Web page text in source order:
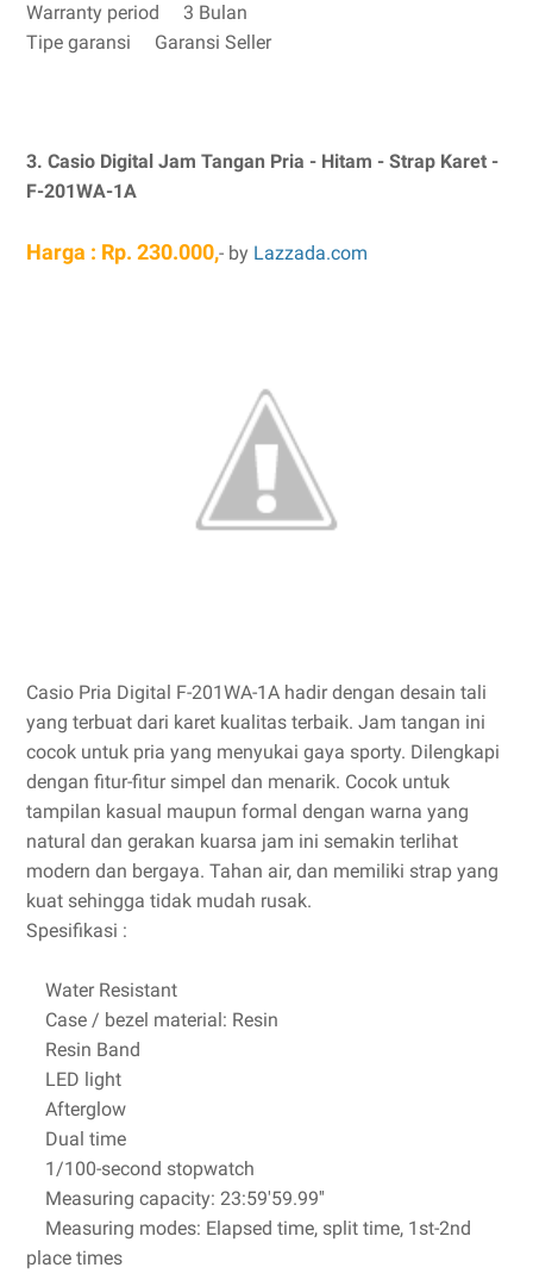
Warranty period 3 Bulan
Tipe garansi Garansi Seller
3. Casio Digital Jam Tangan Pria - Hitam - Strap Karet -
F-201WA-1A
Harga : Rp. 230.000,- by Lazzada.com
Casio Pria Digital F-201WA-1A hadir dengan desain tali
yang terbuat dari karet kualitas terbaik. Jam tangan ini
cocok untuk pria yang menyukai gaya sporty. Dilengkapi
dengan fitur-fitur simpel dan menarik. Cocok untuk
tampilan kasual maupun formal dengan warna yang
natural dan gerakan kuarsa jam ini semakin terlihat
modern dan bergaya. Tahan air, dan memiliki strap yang
kuat sehingga tidak mudah rusak.
Spesifikasi :
Water Resistant
Case / bezel material: Resin
Resin Band
LED light
Afterglow
Dual time
1/100-second stopwatch
Measuring capacity: 23:59'59.99''
Measuring modes: Elapsed time, split time, 1st-2nd
place times